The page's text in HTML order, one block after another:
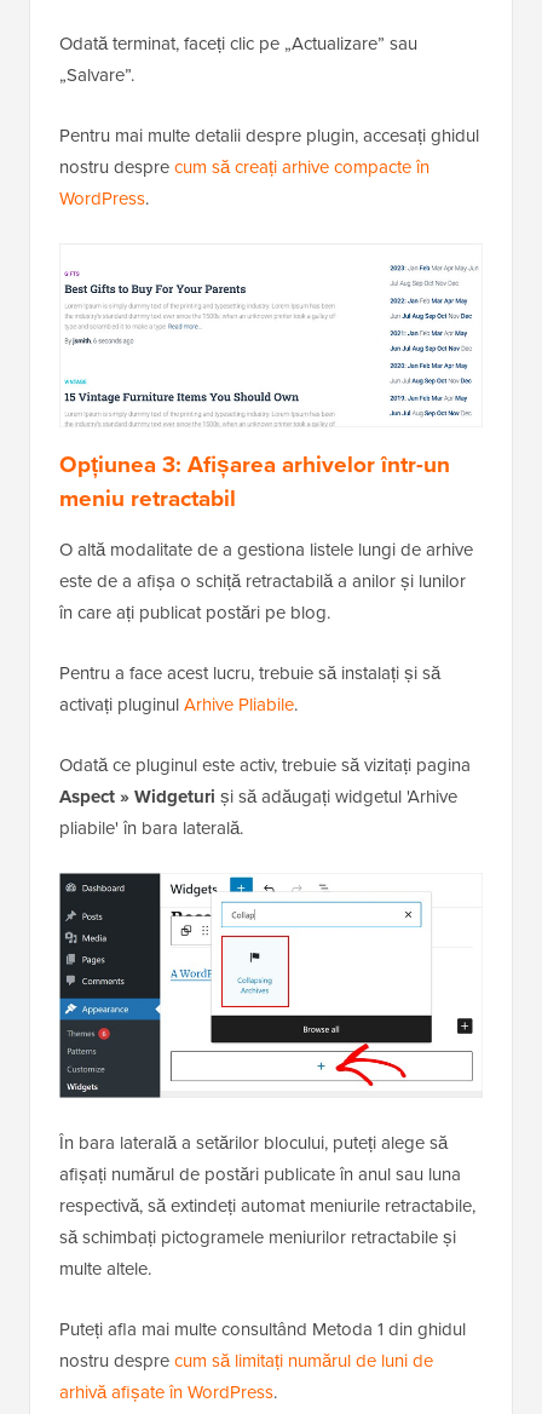
Odată terminat, faceți clic pe „Actualizare” sau
„Salvare”.
Pentru mai multe detalii despre plugin, accesați ghidul
nostru desprecum să creați arhive compacte în
WordPress.
Opțiunea 3: Afișarea arhivelor într-un
meniu retractabil
O altă modalitate de a gestiona listele lungi de arhive
este de a afișa o schiță retractabilă a anilor și lunilor
în care ați publicat postări pe blog.
Pentru a face acest lucru, trebuie să instalați și să
activați pluginulArhive Pliabile.
Odată ce pluginul este activ, trebuie să vizitați pagina
Aspect » Widgeturi și să adăugați widgetul 'Arhive
pliabile' în bara laterală.
În bara laterală a setărilor blocului, puteți alege să
afișați numărul de postări publicate în anul sau luna
respectivă, să extindeți automat meniurile retractabile,
să schimbați pictogramele meniurilor retractabile și
multe altele.
Puteți afla mai multe consultând Metoda 1 din ghidul
nostru desprecum să limitați numărul de luni de
arhivă afișate în WordPress.